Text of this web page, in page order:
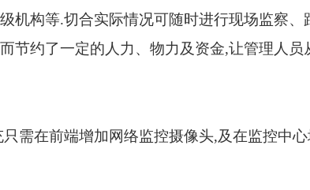
机构等.切合实际情况可随时进行现场监察、
节约了一定的人力、物力及资金,让管理人员
只需在前端增加网络监控摄像头,及在监控中